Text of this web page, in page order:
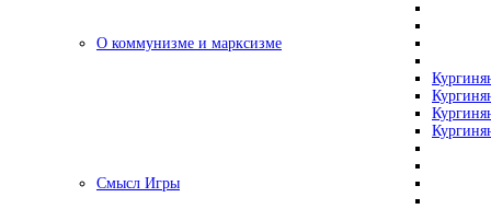
О коммунизме и марксизме
Смысл Игры